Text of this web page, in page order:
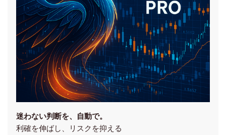
迷わない判断を、自動で。
利確を伸ばし、リスクを抑える